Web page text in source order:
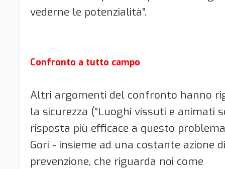
vederne le potenzialità”.
Confronto a tutto campo
Altri argomenti del confronto hanno
la sicurezza (“Luoghi vissuti e animati
risposta più efficace a questo
Gori - insieme ad una costante azione di
prevenzione, che riguarda noi come